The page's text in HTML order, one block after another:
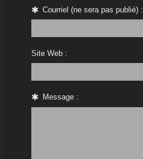
Courriel (ne sera pas publié) :
Site Web :
Message :